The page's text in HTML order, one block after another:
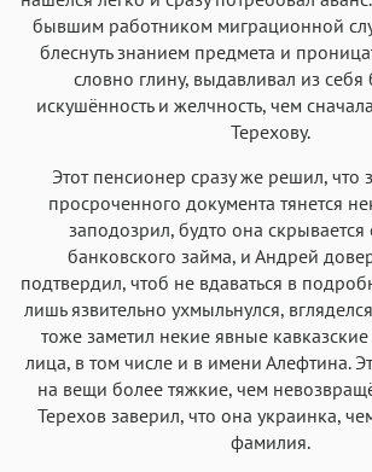
бывшим работником миграционной
блеснуть знанием предмета и
словно глину, выдавливал из себя
искушённость и желчность, чем
Терехову.
Этот пенсионер сразу же решил, что
просроченного документа тянется
заподозрил, будто она скрывается
банковского займа, и Андрей
подтвердил, чтоб не вдаваться в
лишь язвительно ухмыльнулся,
тоже заметил некие явные
лица, в том числе и в имени Алефтина.
на вещи более тяжкие, чем
Терехов заверил, что она украинка,
фамилия.